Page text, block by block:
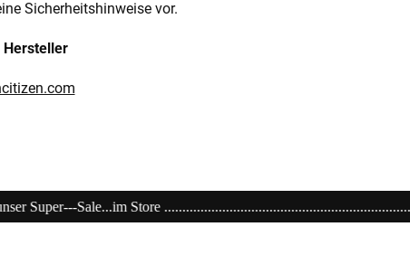
Sicherheitshinweise vor.
Hersteller